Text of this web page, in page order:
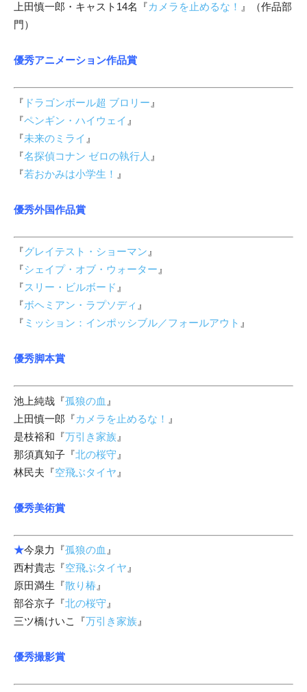
上田慎一郎・キャスト14名『カメラを止めるな！ 』（作品部
門）
優秀アニメーション作品賞
『 ドラゴンボール超 ブロリー 』
『ペンギン・ハイウェイ 』
『未来のミライ 』
『名探偵コナン ゼロの執行人 』
『若おかみは小学生！ 』
優秀外国作品賞
『グレイテスト・ショーマン 』
『シェイプ・オブ・ウォーター 』
『スリー・ビルボード 』
『ボヘミアン・ラプソディ 』
『 ミッション：インポッシブル／フォールアウト 』
優秀脚本賞
池上純哉『孤狼の血 』
上田慎一郎『カメラを止めるな！ 』
是枝裕和『万引き家族 』
那須真知子『北の桜守 』
林民夫『空飛ぶタイヤ 』
優秀美術賞
★今泉力『孤狼の血 』
西村貴志『空飛ぶタイヤ 』
原田満生『散り椿 』
部谷京子『北の桜守 』
三ツ橋けいこ『万引き家族 』
優秀撮影賞